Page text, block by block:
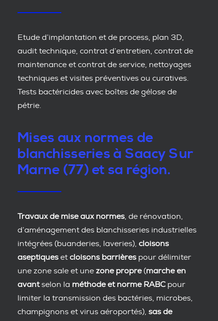
Etude d’implantation et de process, plan 3D,
audit technique, contrat d’entretien, contrat de
maintenance et contrat de service, nettoyages
techniques et visites préventives ou curatives.
Tests bactéricides avec boîtes de gélose de
pétrie.
Mises aux normes de
blanchisseries à Saacy Sur
Marne (77) et sa région.
Travaux de mise aux normes , de rénovation,
d’aménagement des blanchisseries industrielles
intégrées (buanderies, laveries), cloisons
aseptiques et cloisons barrières pour délimiter
une zone sale et une zone propre(marche en
avantselon la méthode et norme RABCpour
limiter la transmission des bactéries, microbes,
champignons et virus aéroportés), sas de